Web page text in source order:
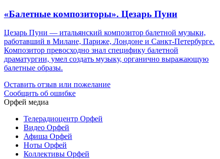
«Балетные композиторы». Цезарь Пуни
Цезарь Пуни — итальянский композитор балетной музыки,
работавший в Милане, Париже, Лондоне и Санкт-Петербурге.
Композитор превосходно знал специфику балетной
драматургии, умел создать музыку, органично выражающую
балетные образы.
Оставить отзыв или пожелание
Сообщить об ошибке
Орфей медиа
Телерадиоцентр Орфей
Видео Орфей
Афиша Орфей
Ноты Орфей
Коллективы Орфей